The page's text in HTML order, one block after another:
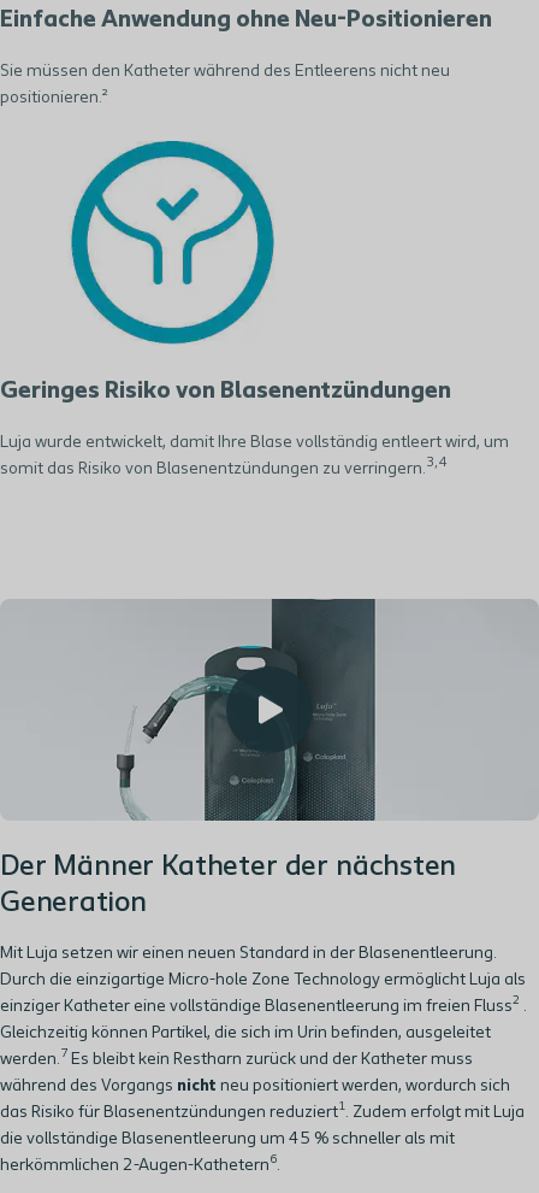
Einfache Anwendung ohne Neu-Positionieren
Sie müssen den Katheter während des Entleerens nicht neu
positionieren.²
Geringes Risiko von Blasenentzündungen
Luja wurde entwickelt, damit Ihre Blase vollständig entleert wird, um
somit das Risiko von Blasenentzündungen zu verringern.3,4
Der Männer Katheter der nächsten
Generation
Mit Luja setzen wir einen neuen Standard in der Blasenentleerung.
Durch die einzigartige Micro-hole Zone Technology ermöglicht Luja als
einziger Katheter eine vollständige Blasenentleerung im freien Fluss2 .
Gleichzeitig können Partikel, die sich im Urin befinden, ausgeleitet
werden.7 Es bleibt kein Restharn zurück und der Katheter muss
während des Vorgangs nicht neu positioniert werden, wordurch sich
das Risiko für Blasenentzündungen reduziert1. Zudem erfolgt mit Luja
die vollständige Blasenentleerung um 45 % schneller als mit
herkömmlichen 2-Augen-Kathetern6.